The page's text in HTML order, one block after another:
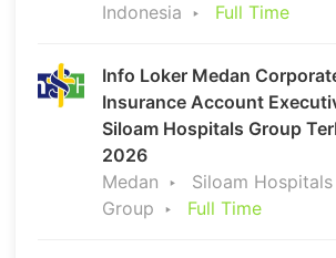
Indonesia
Full Time
Info Loker Medan
Insurance Account
Siloam Hospitals Group
2026
Medan
Siloam Hospitals
Group
Full Time